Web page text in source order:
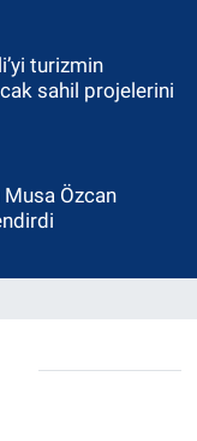
turizmin
sahil projelerini
Musa Özcan